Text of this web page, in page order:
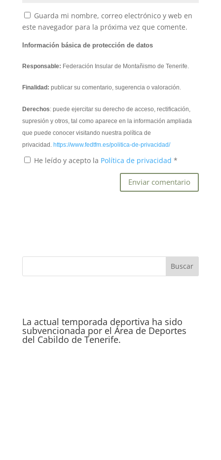
Guarda mi nombre, correo electrónico y web en
este navegador para la próxima vez que comente.
Información básica de protección de datos
Responsable: Federación Insular de Montañismo de Tenerife.
Finalidad: publicar su comentario, sugerencia o valoración.
Derechos: puede ejercitar su derecho de acceso, rectificación,
supresión y otros, tal como aparece en la información ampliada
que puede conocer visitando nuestra política de
privacidad. https://www.fedtfm.es/politica-de-privacidad/
He leído y acepto la Política de privacidad *
La actual temporada deportiva ha sido
subvencionada por el Área de Deportes
del Cabildo de Tenerife.